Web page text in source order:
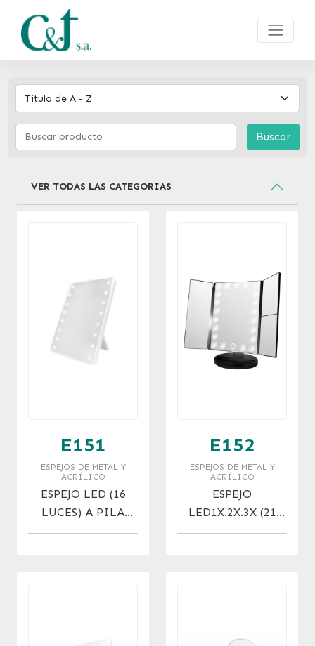
Buscar
VER TODAS LAS CATEGORIAS
E151
ESPEJOS DE METAL Y
ACRÍLICO
ESPEJO LED (16
LUCES) A PILA
(BLANCO Y NEGRO)
E152
ESPEJOS DE METAL Y
ACRÍLICO
ESPEJO
LED1X.2X.3X (21
LED LIGHTS